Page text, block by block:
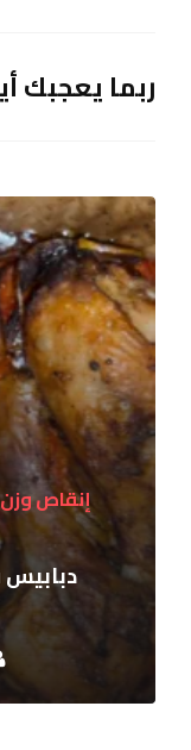
ربما يعجبك
إنقاص وزن,
دبابيس